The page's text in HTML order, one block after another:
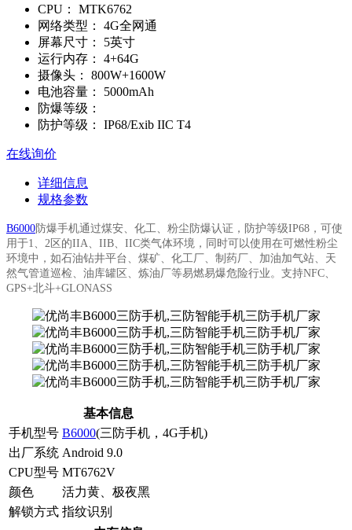
CPU：
MTK6762
网络类型：
4G全网通
屏幕尺寸：
5英寸
运行内存：
4+64G
摄像头：
800W+1600W
电池容量：
5000mAh
防爆等级：
防护等级：
IP68/Exib IIC T4
在线询价
详细信息
规格参数
B6000防爆手机通过煤安、化工、粉尘防爆认证，防护等级IP68 ，可使
用于1、2区的IIA、IIB、IIC类气体环境，同时可以使用在可燃性粉尘
环境中，如石油钻井平台、煤矿、化工厂、制药厂、加油加气站、天
然气管道巡检、油库罐区、炼油厂等易燃易爆危险行业。 支持NFC、
GPS+北斗+GLONASS
基本信息
手机型号 B6000(三防手机，4G手机)
出厂系统 Android 9.0
CPU型号 MT6762V
颜色
活力黄、极夜黑
解锁方式 指纹识别